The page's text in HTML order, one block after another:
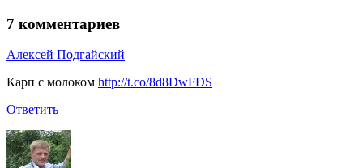
7 комментариев
Алексей Подгайский
Карп с молоком http://t.co/8d8DwFDS
Ответить